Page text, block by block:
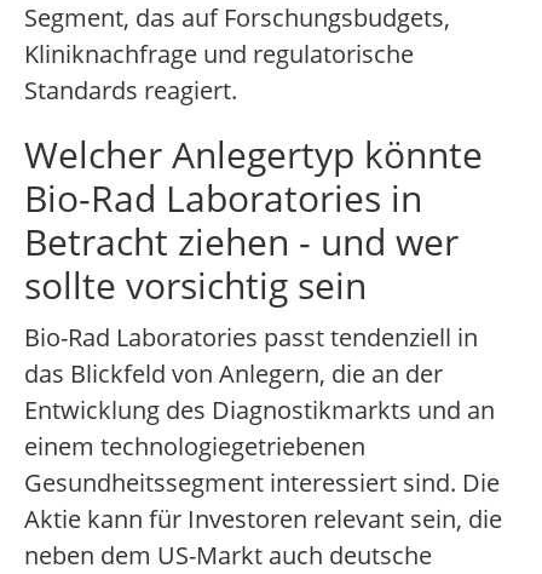
Segment, das auf Forschungsbudgets,
Kliniknachfrage und regulatorische
Standards reagiert.
Welcher Anlegertyp könnte
Bio-Rad Laboratories in
Betracht ziehen - und wer
sollte vorsichtig sein
Bio-Rad Laboratories passt tendenziell in
das Blickfeld von Anlegern, die an der
Entwicklung des Diagnostikmarkts und an
einem technologiegetriebenen
Gesundheitssegment interessiert sind. Die
Aktie kann für Investoren relevant sein, die
neben dem US-Markt auch deutsche